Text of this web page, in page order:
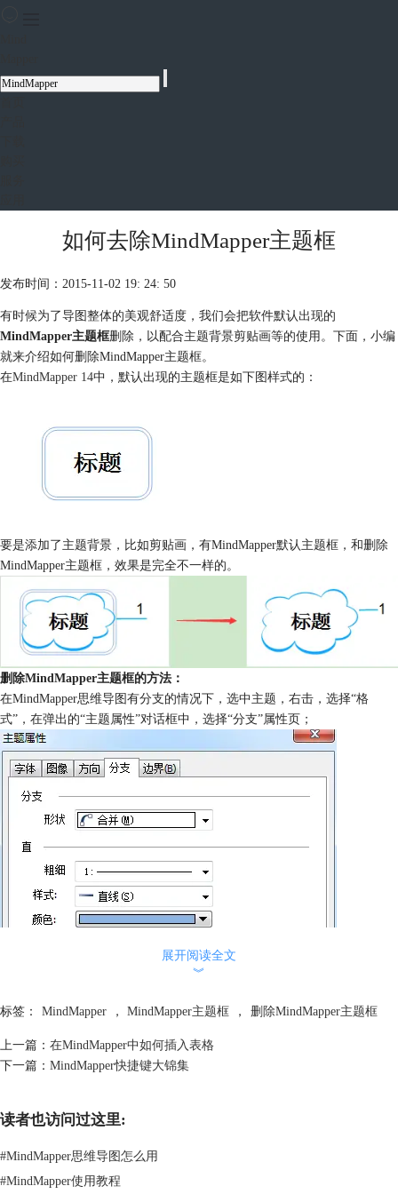
如何去除MindMapper主题框
发布时间：2015-11-02 19: 24: 50
有时候为了导图整体的美观舒适度，我们会把软件默认出现的
MindMapper主题框删除，以配合主题背景剪贴画等的使用。下面，小编
就来介绍如何删除MindMapper主题框。
在MindMapper 14中，默认出现的主题框是如下图样式的：
要是添加了主题背景，比如剪贴画，有MindMapper默认主题框，和删除
MindMapper主题框，效果是完全不一样的。
删除MindMapper主题框的方法：
在MindMapper思维导图有分支的情况下，选中主题，右击，选择“格
式”，在弹出的“主题属性”对话框中，选择“分支”属性页；
用，你就可以看到默认主题框已经消失的无影无踪了。
展开阅读全文
︾
标签： MindMapper ， MindMapper主题框 ， 删除MindMapper主题框
上一篇： 在MindMapper中如何插入表格
下一篇： MindMapper快捷键大锦集
读者也访问过这里:
#MindMapper思维导图怎么用
#MindMapper使用教程